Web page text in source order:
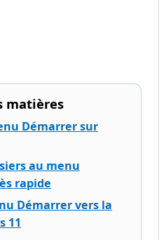
matières
Démarrer sur
au menu
rapide
Démarrer vers la
11